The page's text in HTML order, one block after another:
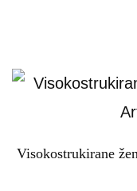
Visokostrukirane